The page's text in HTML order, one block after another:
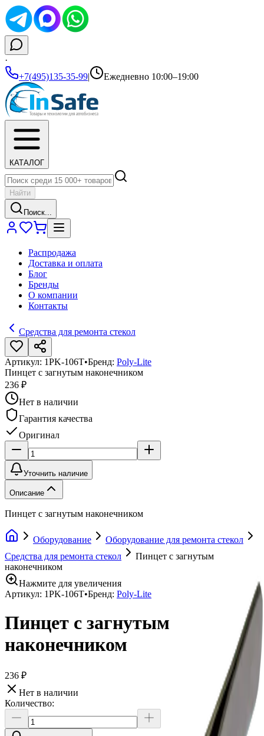
·
+7(495)135-35-99| Ежедневно 10:00–19:00
КАТАЛОГ
Найти
Поиск...
Распродажа
Доставка и оплата
Блог
Бренды
О компании
Контакты
Средства для ремонта стекол
Артикул: 1PK-106T•Бренд: Poly-Lite
Пинцет с загнутым наконечником
236 ₽
Нет в наличии
Гарантия качества
Оригинал
Уточнить наличие
Описание
Пинцет с загнутым наконечником
Оборудование
Оборудование для ремонта стекол
Средства для ремонта стекол
Пинцет с загнутым
наконечником
Нажмите для увеличения
Артикул: 1PK-106T•Бренд: Poly-Lite
Пинцет с загнутым
наконечником
236 ₽
Нет в наличии
Количество: